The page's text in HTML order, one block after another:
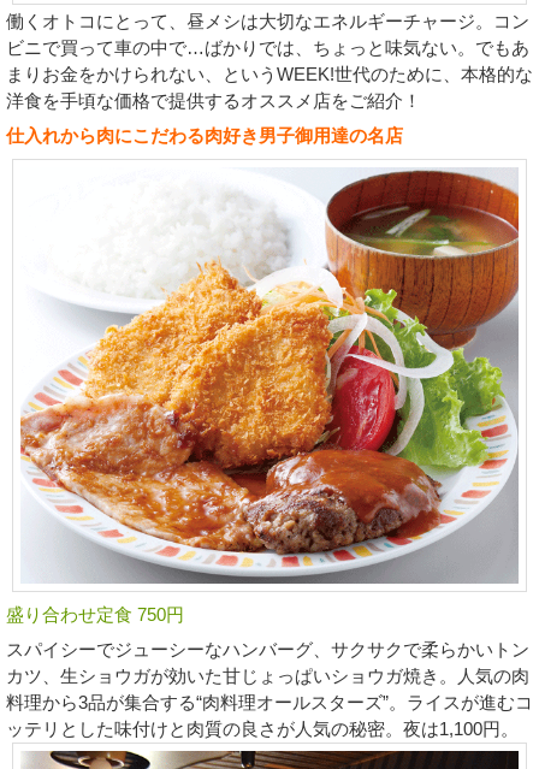
働くオトコにとって、昼メシは大切なエネルギーチャージ。コン
ビニで買って車の中で…ばかりでは、ちょっと味気ない。でもあ
まりお金をかけられない、というWEEK!世代のために、本格的な
洋食を手頃な価格で提供するオススメ店をご紹介！
仕入れから肉にこだわる肉好き男子御用達の名店
盛り合わせ定食 750円
スパイシーでジューシーなハンバーグ、サクサクで柔らかいトン
カツ、生ショウガが効いた甘じょっぱいショウガ焼き。人気の肉
料理から3品が集合する“肉料理オールスターズ”。ライスが進むコ
ッテリとした味付けと肉質の良さが人気の秘密。夜は1,100円。